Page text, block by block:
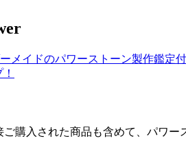
購入された商品も含めて、パワ